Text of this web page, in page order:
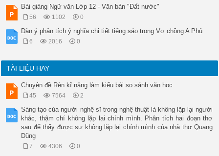
Bài giảng Ngữ văn Lớp 12 - Văn bản "Đất nước"
56 1102 0
Dàn ý phân tích ý nghĩa chi tiết tiếng sáo trong Vợ chồng A Phủ
6 2016 0
TÀI LIỆU HAY
Chuyên đề Rèn kĩ năng làm kiểu bài so sánh văn học
45 7564 2
Sáng tạo của người nghệ sĩ trong nghệ thuật là không lặp lại người
khác, thậm chí không lặp lại chính mình. Phân tích hai đoạn thơ
sau để thấy được sự không lặp lại chính mình của nhà thơ Quang
Dũng
7 4306 0